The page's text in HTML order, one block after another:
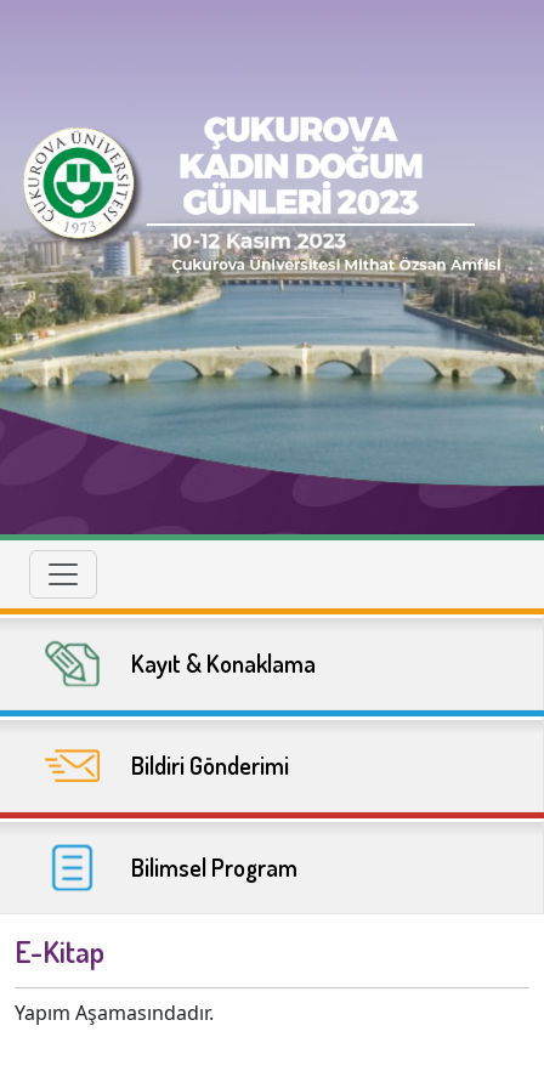
Kayıt & Konaklama
Bildiri Gönderimi
Bilimsel Program
E-Kitap
Yapım Aşamasındadır.